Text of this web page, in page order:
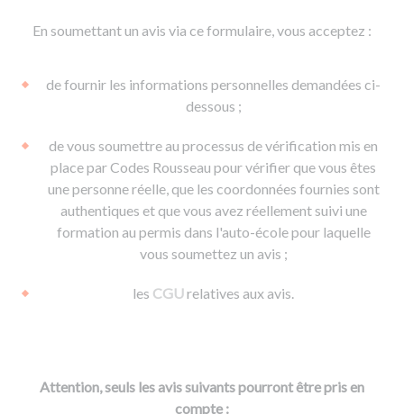
En soumettant un avis via ce formulaire, vous acceptez :
de fournir les informations personnelles demandées ci-
dessous ;
de vous soumettre au processus de vérification mis en
place par Codes Rousseau pour vérifier que vous êtes
une personne réelle, que les coordonnées fournies sont
authentiques et que vous avez réellement suivi une
formation au permis dans l'auto-école pour laquelle
vous soumettez un avis ;
les CGUrelatives aux avis.
Attention, seuls les avis suivants pourront être pris en
compte :